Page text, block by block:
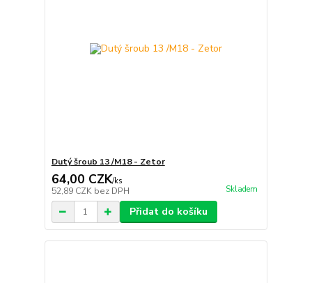
Dutý šroub 13 /M18 - Zetor
64,00 CZK/ks
52,89 CZK bez DPH Skladem
Přidat do košíku